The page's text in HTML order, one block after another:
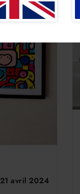
21 avril 2024